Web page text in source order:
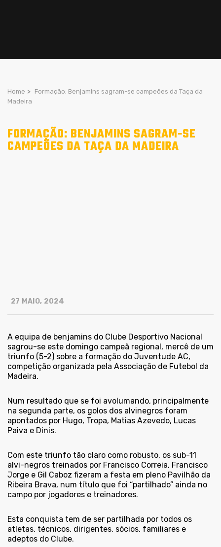
Home > Formação: Benjamins sagram-se campeões da Taça da
Madeira
FORMAÇÃO: BENJAMINS SAGRAM-SE
CAMPEÕES DA TAÇA DA MADEIRA
27 MAIO, 2024
A equipa de benjamins do Clube Desportivo Nacional
sagrou-se este domingo campeã regional, mercê de um
triunfo (5-2) sobre a formação do Juventude AC,
competição organizada pela Associação de Futebol da
Madeira.
Num resultado que se foi avolumando, principalmente
na segunda parte, os golos dos alvinegros foram
apontados por Hugo, Tropa, Matias Azevedo, Lucas
Paiva e Dinis.
Com este triunfo tão claro como robusto, os sub-11
alvi-negros treinados por Francisco Correia, Francisco
Jorge e Gil Caboz fizeram a festa em pleno Pavilhão da
Ribeira Brava, num título que foi “partilhado” ainda no
campo por jogadores e treinadores.
Esta conquista tem de ser partilhada por todos os
atletas, técnicos, dirigentes, sócios, familiares e
adeptos do Clube.